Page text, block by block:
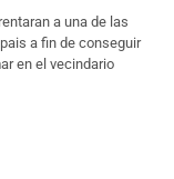
a una de las
a fin de conseguir
en el vecindario